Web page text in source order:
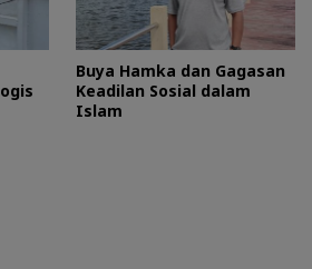
Buya Hamka dan Gagasan
Keadilan Sosial dalam
Islam